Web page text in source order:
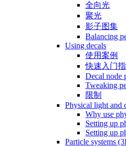
全向光
聚光
影子图集
Balancing
Using decals
使用案例
快速入门
Decal node
Tweaking
限制
Physical light and
Why use
Setting up
Setting up
Particle systems